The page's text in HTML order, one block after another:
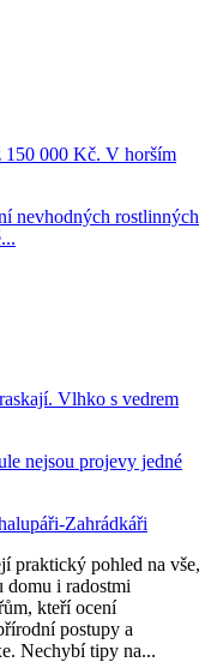
150 000 Kč. V horším
nevhodných rostlinných
Vlhko s vedrem
nejsou projevy jedné
Zahrádkáři
praktický pohled na vše,
domu i radostmi
kteří ocení
postupy a
Nechybí tipy na...